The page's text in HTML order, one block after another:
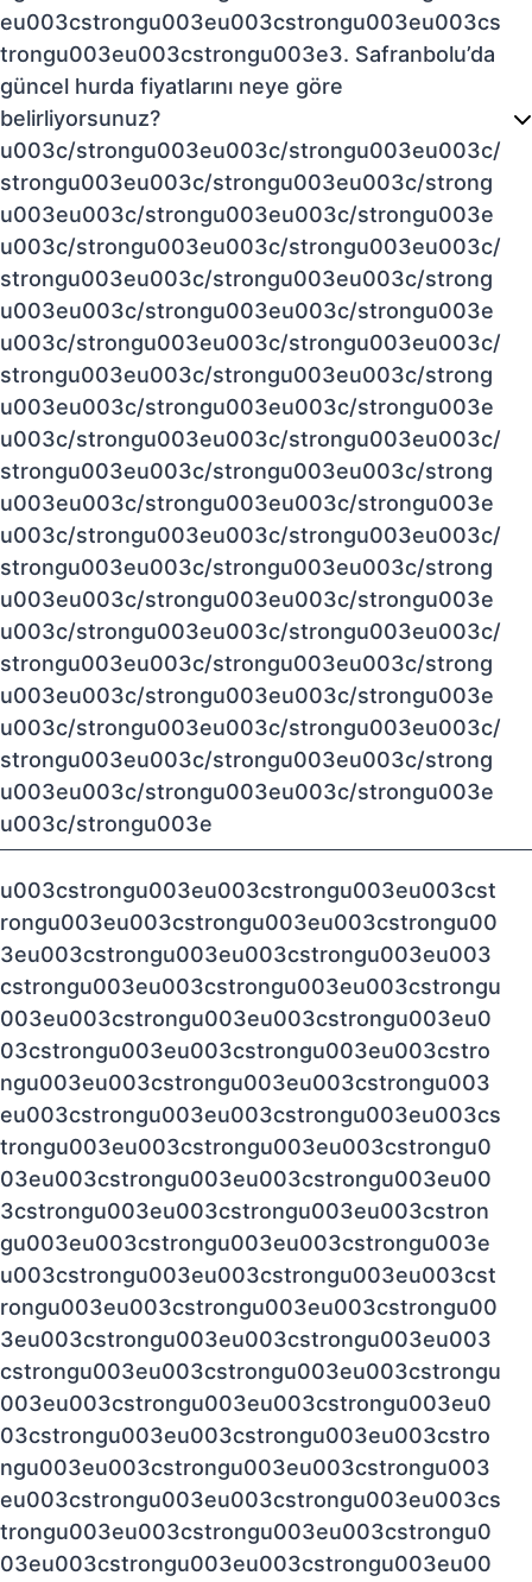
eu003cstrongu003eu003cstrongu003eu003cs
trongu003eu003cstrongu003e3. Safranbolu’da
güncel hurda fiyatlarını neye göre
belirliyorsunuz?
u003c/strongu003eu003c/strongu003eu003c/
strongu003eu003c/strongu003eu003c/strong
u003eu003c/strongu003eu003c/strongu003e
u003c/strongu003eu003c/strongu003eu003c/
strongu003eu003c/strongu003eu003c/strong
u003eu003c/strongu003eu003c/strongu003e
u003c/strongu003eu003c/strongu003eu003c/
strongu003eu003c/strongu003eu003c/strong
u003eu003c/strongu003eu003c/strongu003e
u003c/strongu003eu003c/strongu003eu003c/
strongu003eu003c/strongu003eu003c/strong
u003eu003c/strongu003eu003c/strongu003e
u003c/strongu003eu003c/strongu003eu003c/
strongu003eu003c/strongu003eu003c/strong
u003eu003c/strongu003eu003c/strongu003e
u003c/strongu003eu003c/strongu003eu003c/
strongu003eu003c/strongu003eu003c/strong
u003eu003c/strongu003eu003c/strongu003e
u003c/strongu003eu003c/strongu003eu003c/
strongu003eu003c/strongu003eu003c/strong
u003eu003c/strongu003eu003c/strongu003e
u003c/strongu003e
u003cstrongu003eu003cstrongu003eu003cst
rongu003eu003cstrongu003eu003cstrongu00
3eu003cstrongu003eu003cstrongu003eu003
cstrongu003eu003cstrongu003eu003cstrongu
003eu003cstrongu003eu003cstrongu003eu0
03cstrongu003eu003cstrongu003eu003cstro
ngu003eu003cstrongu003eu003cstrongu003
eu003cstrongu003eu003cstrongu003eu003cs
trongu003eu003cstrongu003eu003cstrongu0
03eu003cstrongu003eu003cstrongu003eu00
3cstrongu003eu003cstrongu003eu003cstron
gu003eu003cstrongu003eu003cstrongu003e
u003cstrongu003eu003cstrongu003eu003cst
rongu003eu003cstrongu003eu003cstrongu00
3eu003cstrongu003eu003cstrongu003eu003
cstrongu003eu003cstrongu003eu003cstrongu
003eu003cstrongu003eu003cstrongu003eu0
03cstrongu003eu003cstrongu003eu003cstro
ngu003eu003cstrongu003eu003cstrongu003
eu003cstrongu003eu003cstrongu003eu003cs
trongu003eu003cstrongu003eu003cstrongu0
03eu003cstrongu003eu003cstrongu003eu00